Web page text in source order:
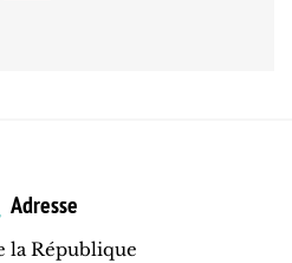
Adresse
la République